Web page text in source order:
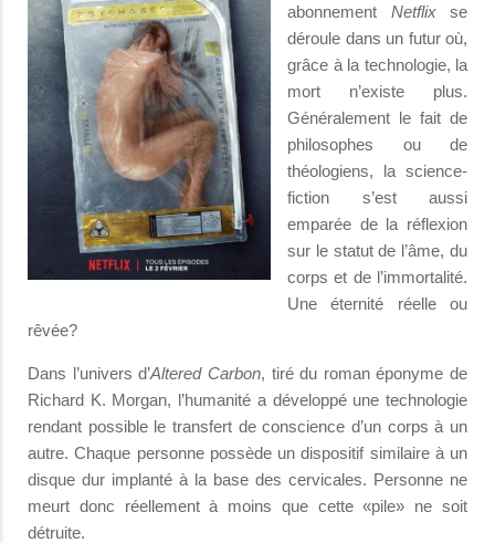
abonnement Netflixse
déroule dans un futur où,
grâce à la technologie, la
mort n’existe plus.
Généralement le fait de
philosophes ou de
théologiens, la science-
fiction s’est aussi
emparée de la réflexion
sur le statut de l’âme, du
corps et de l’immortalité.
Une éternité réelle ou
rêvée?
Dans l’univers d’Altered Carbon, tiré du roman éponyme de
Richard K. Morgan, l’humanité a développé une technologie
rendant possible le transfert de conscience d’un corps à un
autre. Chaque personne possède un dispositif similaire à un
disque dur implanté à la base des cervicales. Personne ne
meurt donc réellement à moins que cette «pile» ne soit
détruite.